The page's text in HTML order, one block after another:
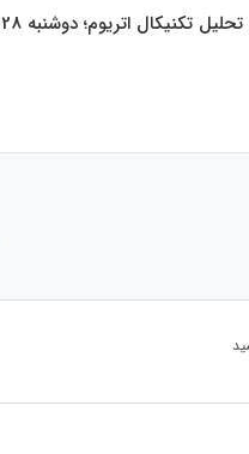
تحلیل تکنیکال اتریوم؛ دوشنبه 28 شهریور